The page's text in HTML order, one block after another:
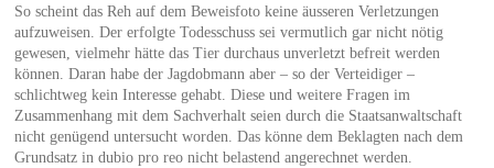
So scheint das Reh auf dem Beweisfoto keine äusseren Verletzungen
aufzuweisen. Der erfolgte Todesschuss sei vermutlich gar nicht nötig
gewesen, vielmehr hätte das Tier durchaus unverletzt befreit werden
können. Daran habe der Jagdobmann aber – so der Verteidiger –
schlichtweg kein Interesse gehabt. Diese und weitere Fragen im
Zusammenhang mit dem Sachverhalt seien durch die Staatsanwaltschaft
nicht genügend untersucht worden. Das könne dem Beklagten nach dem
Grundsatz in dubio pro reo nicht belastend angerechnet werden.